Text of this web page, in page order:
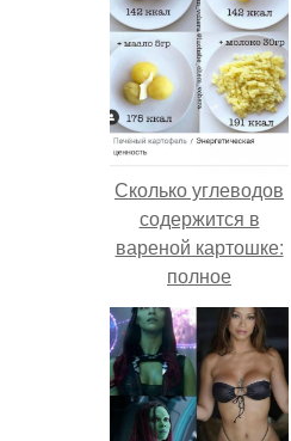
Сколько углеводов
содержится в
вареной картошке:
полное
руководство